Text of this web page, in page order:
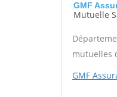
GMF
Mutuelle
mutuelles
GMF